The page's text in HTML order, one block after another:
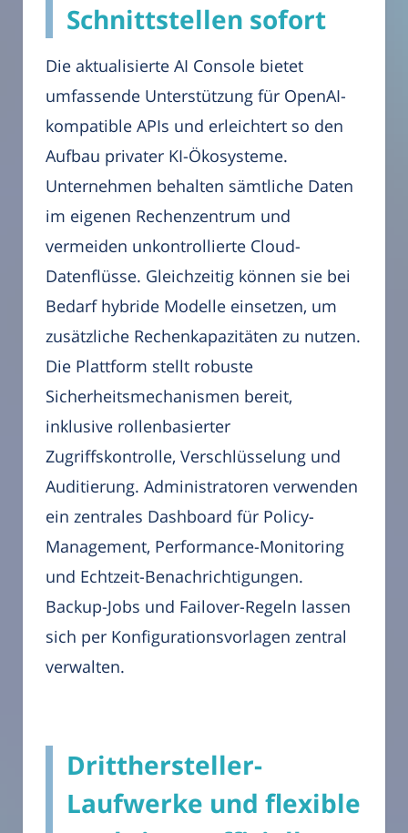
Schnittstellen sofort
Die aktualisierte AI Console bietet
umfassende Unterstützung für OpenAI-
kompatible APIs und erleichtert so den
Aufbau privater KI-Ökosysteme.
Unternehmen behalten sämtliche Daten
im eigenen Rechenzentrum und
vermeiden unkontrollierte Cloud-
Datenflüsse. Gleichzeitig können sie bei
Bedarf hybride Modelle einsetzen, um
zusätzliche Rechenkapazitäten zu nutzen.
Die Plattform stellt robuste
Sicherheitsmechanismen bereit,
inklusive rollenbasierter
Zugriffskontrolle, Verschlüsselung und
Auditierung. Administratoren verwenden
ein zentrales Dashboard für Policy-
Management, Performance-Monitoring
und Echtzeit-Benachrichtigungen.
Backup-Jobs und Failover-Regeln lassen
sich per Konfigurationsvorlagen zentral
verwalten.
Dritthersteller-
Laufwerke und flexible